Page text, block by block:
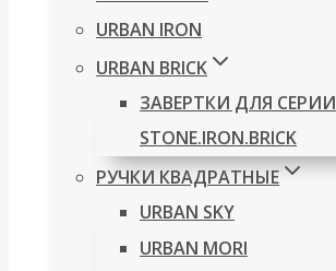
URBAN IRON
URBAN BRICK
ЗАВЕРТКИ ДЛЯ СЕРИИ
STONE.IRON.BRICK
РУЧКИ КВАДРАТНЫЕ
URBAN SKY
URBAN MORI